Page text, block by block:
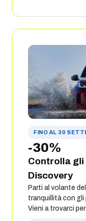
FINO AL 30
-30%
Controlla gli
Discovery
Parti al volante
tranquillità con
Vieni a trovarci